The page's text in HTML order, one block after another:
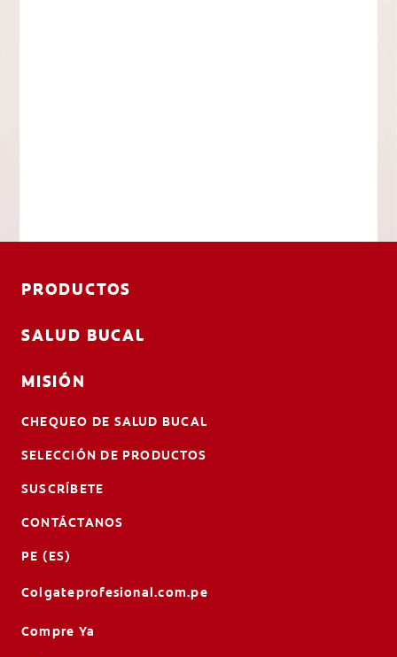
PRODUCTOS
SALUD BUCAL
MISIÓN
CHEQUEO DE SALUD BUCAL
SELECCIÓN DE PRODUCTOS
SUSCRÍBETE
CONTÁCTANOS
PE (ES)
Colgateprofesional.com.pe
Compre Ya